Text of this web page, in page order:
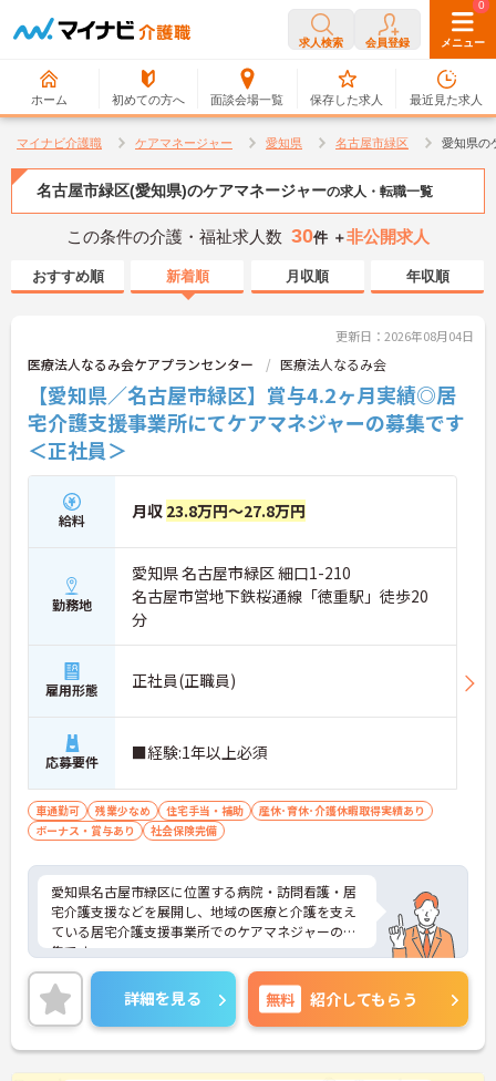
求人検索 会員登録 メニュー
ホーム 初めての方へ 面談会場一覧
0
保存した求人
0
最近見た求人
マイナビ介護職 ケアマネージャー 愛知県 名古屋市緑区 愛知県の
名古屋市緑区(愛知県)のケアマネージャーの求人・転職一覧
この条件の介護・福祉求人数 30件 ＋非公開求人
おすすめ順 新着順 月収順 年収順
更新日：2026年08月04日
医療法人なるみ会ケアプランセンター 医療法人なるみ会
【愛知県／名古屋市緑区】賞与4.2ヶ月実績◎居
宅介護支援事業所にてケアマネジャーの募集です
＜正社員＞
給料 月収 23.8万円～27.8万円
勤務地
愛知県 名古屋市緑区 細口1-210
名古屋市営地下鉄桜通線「徳重駅」徒歩20
分
雇用形態 正社員(正職員)
応募要件 ■経験:1年以上必須
車通勤可 残業少なめ 住宅手当・補助
産休･育休･介護休暇取得実績あり
ボーナス・賞与あり
社会保険完備
愛知県名古屋市緑区に位置する病院・訪問看護・居
宅介護支援などを展開し、地域の医療と介護を支え
ている居宅介護支援事業所でのケアマネジャーの募
集です。
多職種との連携が取りやすく、利用者様一人ひとり
に合わせた支援を行いやすい環境です。年間休日11
8日、残業は月平均5時間程度と働きやすさも魅力。
賞与実績4.2ヶ月分や各種手当も整っており、安定し
た環境でケアマネジャーとして長く活躍したい方に
おすすめ環境です。
詳細を見る 無料 紹介してもらう